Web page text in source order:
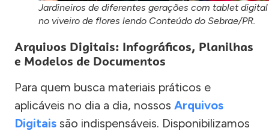
Jardineiros de diferentes gerações com tablet digital
no viveiro de flores lendo Conteúdo do Sebrae/PR.
Arquivos Digitais: Infográficos, Planilhas
e Modelos de Documentos
Para quem busca materiais práticos e
aplicáveis no dia a dia, nossos Arquivos
Digitais são indispensáveis. Disponibilizamos